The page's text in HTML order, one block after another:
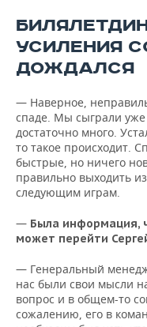
УСИЛЕНИЯ
ДОЖДАЛСЯ
— Наверное,
спаде. Мы сыграли
достаточно много.
то такое происходит.
быстрые, но ничего
правильно выходить
следующим играм.
— Была информация,
может перейти
— Генеральный
нас были свои мысли
вопрос и в общем-то
сожалению, его в